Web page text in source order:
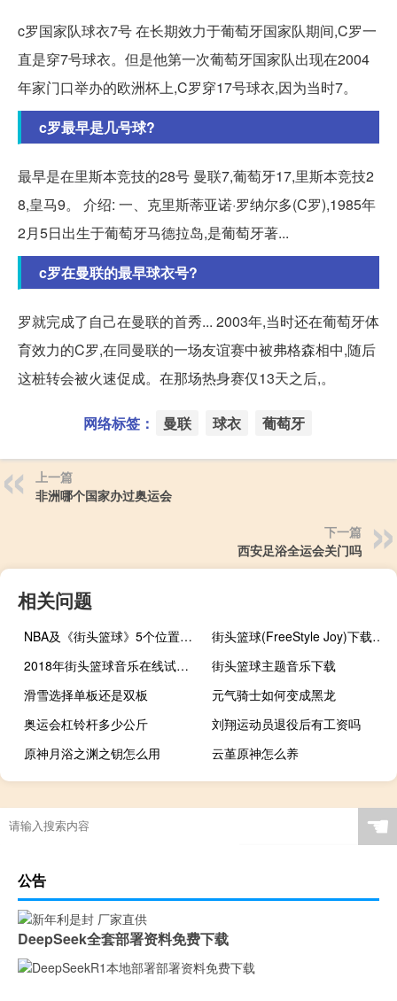
c罗国家队球衣7号 在长期效力于葡萄牙国家队期间,C罗一
直是穿7号球衣。但是他第一次葡萄牙国家队出现在2004
年家门口举办的欧洲杯上,C罗穿17号球衣,因为当时7。
c罗最早是几号球?
最早是在里斯本竞技的28号 曼联7,葡萄牙17,里斯本竞技2
8,皇马9。 介绍: 一、克里斯蒂亚诺·罗纳尔多(C罗),1985年
2月5日出生于葡萄牙马德拉岛,是葡萄牙著...
c罗在曼联的最早球衣号?
罗就完成了自己在曼联的首秀... 2003年,当时还在葡萄牙体
育效力的C罗,在同曼联的一场友谊赛中被弗格森相中,随后
这桩转会被火速促成。在那场热身赛仅13天之后,。
网络标签： 曼联 球衣 葡萄牙
上一篇
非洲哪个国家办过奥运会
下一篇
西安足浴全运会关门吗
相关问题
NBA及《街头篮球》5个位置的详细介绍
街头篮球(FreeStyle Joy)下载(电脑、安卓和IOS所有版本)
2018年街头篮球音乐在线试听及下载
街头篮球主题音乐下载
滑雪选择单板还是双板
元气骑士如何变成黑龙
奥运会杠铃杆多少公斤
刘翔运动员退役后有工资吗
原神月浴之渊之钥怎么用
云堇原神怎么养
原神精炼体力怎么提升
原神怎么刷武器突破
中国历史上第一个奥运金牌的人是谁
2021中考排球满分多少个 ☚
公告
DeepSeek全套部署资料免费下载